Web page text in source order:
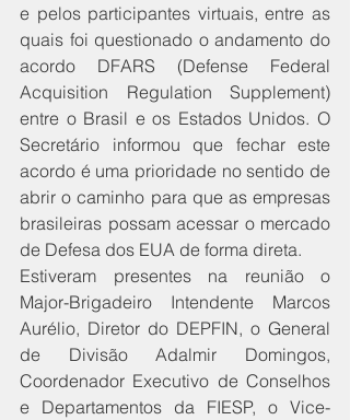
e pelos participantes virtuais, entre as
quais foi questionado o andamento do
acordo DFARS (Defense Federal
Acquisition Regulation Supplement)
entre o Brasil e os Estados Unidos. O
Secretário informou que fechar este
acordo é uma prioridade no sentido de
abrir o caminho para que as empresas
brasileiras possam acessar o mercado
de Defesa dos EUA de forma direta.
Estiveram presentes na reunião o
Major-Brigadeiro Intendente Marcos
Aurélio, Diretor do DEPFIN, o General
de Divisão Adalmir Domingos,
Coordenador Executivo de Conselhos
e Departamentos da FIESP, o Vice-